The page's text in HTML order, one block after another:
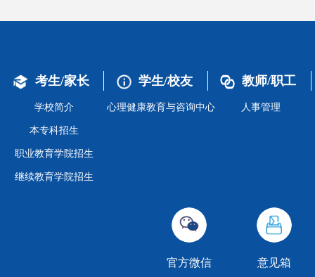
考生/家长
学校简介
本专科招生
职业教育学院招生
继续教育学院招生
学生/校友
心理健康教育与咨询中心
教师/职工
人事管理
官方微信 意见箱